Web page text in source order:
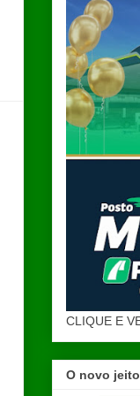
CLIQUE E
O novo